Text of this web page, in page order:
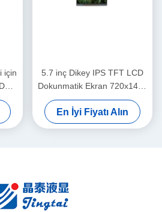
için
5.7 inç Dikey IPS TFT LCD
Dokunmatik Ekran 720x1440
MIPI Güvenlik Sistemleri İçin
En İyi Fiyatı Alın